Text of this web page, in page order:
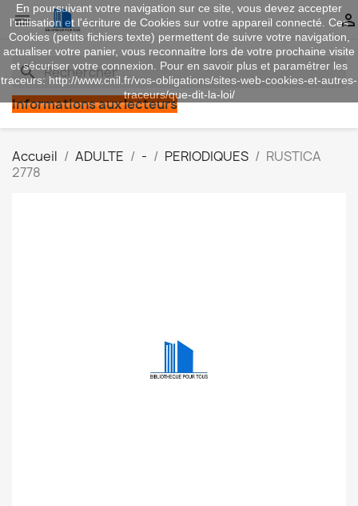
 
search
Informations aux lecteurs
Accueil ADULTE - PERIODIQUES
RUSTICA
2778
En poursuivant votre navigation sur ce site, vous devez accepter
l’utilisation et l'écriture de Cookies sur votre appareil connecté. Ces
Cookies (petits fichiers texte) permettent de suivre votre navigation,
actualiser votre panier, vous reconnaitre lors de votre prochaine visite
et sécuriser votre connexion. Pour en savoir plus et paramétrer les
traceurs: http://www.cnil.fr/vos-obligations/sites-web-cookies-et-autres-
traceurs/que-dit-la-loi/